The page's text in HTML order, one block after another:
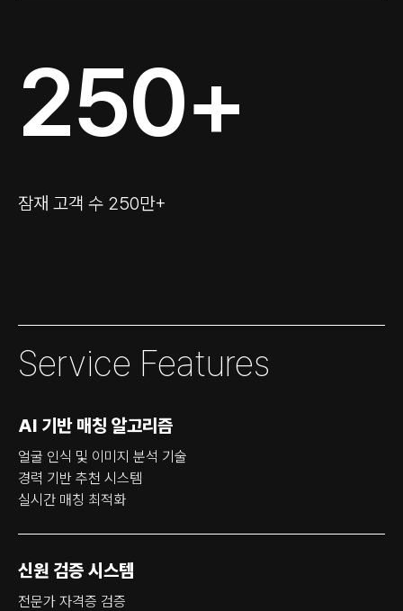
250+
잠재 고객 수 250만+
Service Features
AI 기반 매칭 알고리즘
얼굴 인식 및 이미지 분석 기술
경력 기반 추천 시스템
실시간 매칭 최적화
신원 검증 시스템
전문가 자격증 검증